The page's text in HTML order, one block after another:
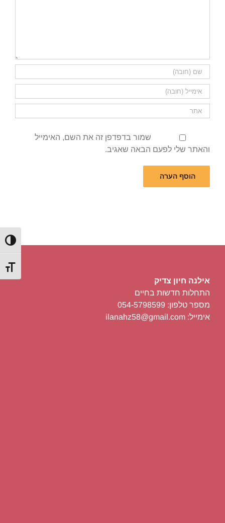
מתג
שמור בדפדפן זה את השם, האימייל
והאתר שלי לפעם הבאה שאגיב.
אילנה חיון צדיק
התחלות חדשות בחיים
מספר טלפון: 054-5798599
אימייל: ilanahz58@gmail.com